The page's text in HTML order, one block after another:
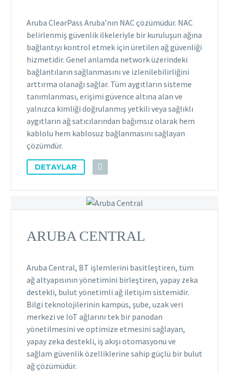
Aruba ClearPass Aruba’nın NAC çözümüdür. NAC
belirlenmiş güvenlik ilkeleriyle bir kuruluşun ağına
bağlantıyı kontrol etmek için üretilen ağ güvenliği
hizmetidir. Genel anlamda network üzerindeki
bağlantıların sağlanmasını ve izlenilebilirliğini
arttırma olanağı sağlar. Tüm aygıtların sisteme
tanımlanması, erişimi güvence altına alan ve
yalnızca kimliği doğrulanmış yetkili veya sağlıklı
aygıtların ağ satıcılarından bağımsız olarak hem
kablolu hem kablosuz bağlanmasını sağlayan
çözümdür.
DETAYLAR
ARUBA CENTRAL
Aruba Central, BT işlemlerini basitleştiren, tüm
ağ altyapısının yönetimini birleştiren, yapay zeka
destekli, bulut yönetimli ağ iletişim sistemidir.
Bilgi teknolojilerinin kampüs, şube, uzak veri
merkezi ve IoT ağlarını tek bir panodan
yönetilmesini ve optimize etmesini sağlayan,
yapay zeka destekli, iş akışı otomasyonu ve
sağlam güvenlik özelliklerine sahip güçlü bir bulut
ağ çözümüdür.